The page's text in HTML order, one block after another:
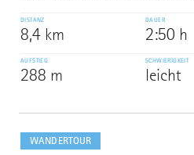
DISTANZ
8,4 km
DAUER
2:50 h
AUFSTIEG
288 m
SCHWIERIGKEIT
leicht
WANDERTOUR
dazu